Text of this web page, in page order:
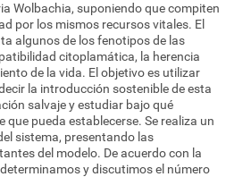
Wolbachia, suponiendo que compiten
por los mismos recursos vitales. El
algunos de los fenotipos de las
citoplamática, la herencia
de la vida. El objetivo es utilizar
la introducción sostenible de esta
salvaje y estudiar bajo qué
que pueda establecerse. Se realiza un
sistema, presentando las
del modelo. De acuerdo con la
y discutimos el número